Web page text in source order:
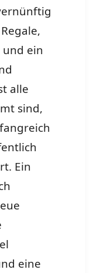
und ein
alle
sind,
Ein
eine